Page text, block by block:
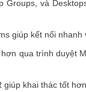
và
giúp kết nối
qua trình duyệt
khai thác tốt